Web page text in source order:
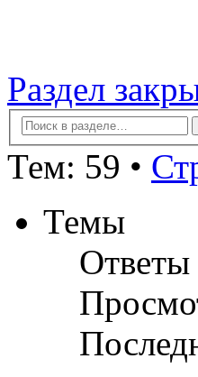
Раздел
Тем: 59 •
Темы
Ответы